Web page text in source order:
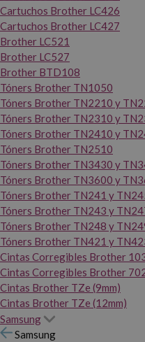
Cartuchos Brother LC426
Cartuchos Brother LC427
Brother LC521
Brother LC527
Brother BTD108
Tóners Brother TN1050
Tóners Brother TN2210 y
Tóners Brother TN2310 y
Tóners Brother TN2410 y
Tóners Brother TN2510
Tóners Brother TN3430 y
Tóners Brother TN3600 y
Tóners Brother TN241 y
Tóners Brother TN243 y
Tóners Brother TN248 y
Tóners Brother TN421 y
Cintas Corregibles Brother
Cintas Corregibles Brother
Cintas Brother TZe (9mm)
Cintas Brother TZe (12mm)
Samsung
Samsung